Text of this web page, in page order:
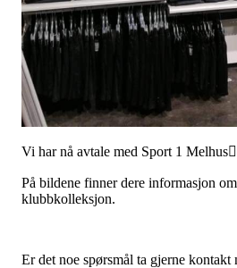
Vi har nå avtale med Sport 1
På bildene finner dere informasjon
klubbkolleksjon.
Er det noe spørsmål ta gjerne